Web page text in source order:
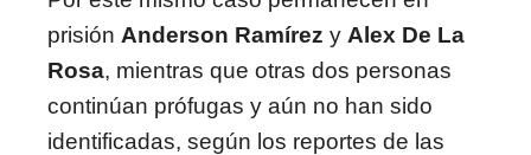
prisión Anderson Ramírez y Alex De La
Rosa, mientras que otras dos personas
continúan prófugas y aún no han sido
identificadas, según los reportes de las